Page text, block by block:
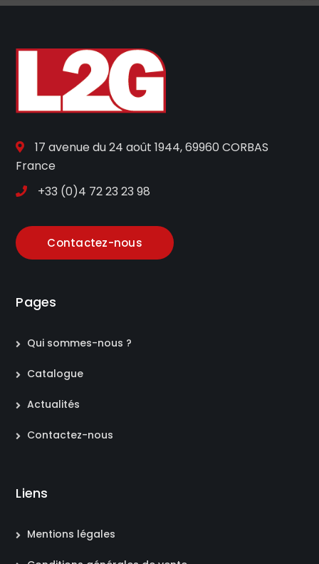
17 avenue du 24 août 1944, 69960 CORBAS
France
+33 (0)4 72 23 23 98
Contactez-nous
Pages
Qui sommes-nous ?
Catalogue
Actualités
Contactez-nous
Liens
Mentions légales